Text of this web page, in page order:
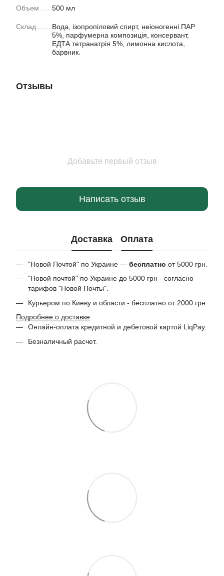
Объем 500 мл
Склад
Вода, ізопропіловий спирт, неіоногенні ПАР
5%, парфумерна композиція, консервант,
ЕДТА тетранатрія 5%, лимонна кислота,
барвник.
Отзывы
Добавьте первый отзыв
Написать отзыв
Доставка Оплата
"Новой Почтой" по Украине — бесплатно от 5000 грн.
"Новой почтой" по Украине до 5000 грн - согласно
тарифов "Новой Почты".
Курьером по Киеву и области - бесплатно от 2000 грн.
Подробнее о доставке
Онлайн-оплата кредитной и дебетовой картой LiqPay.
Безналичный расчет.